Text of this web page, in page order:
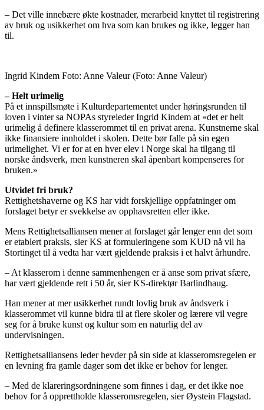
– Det ville innebære økte kostnader, merarbeid knyttet til registrering
av bruk og usikkerhet om hva som kan brukes og ikke, legger han
til.
Ingrid Kindem Foto: Anne Valeur(Foto: Anne Valeur)
– Helt urimelig
På et innspillsmøte i Kulturdepartementet under høringsrunden til
loven i vinter sa NOPAs styreleder Ingrid Kindem at «det er helt
urimelig å definere klasserommet til en privat arena. Kunstnerne skal
ikke finansiere innholdet i skolen. Dette bør falle på sin egen
urimelighet. Vi er for at en hver elev i Norge skal ha tilgang til
norske åndsverk, men kunstneren skal åpenbart kompenseres for
bruken.»
Utvidet fri bruk?
Rettighetshaverne og KS har vidt forskjellige oppfatninger om
forslaget betyr er svekkelse av opphavsretten eller ikke.
Mens Rettighetsalliansen mener at forslaget går lenger enn det som
er etablert praksis, sier KS at formuleringene som KUD nå vil ha
Stortinget til å vedta har vært gjeldende praksis i et halvt århundre.
– At klasserom i denne sammenhengen er å anse som privat sfære,
har vært gjeldende rett i 50 år, sier KS-direktør Barlindhaug.
Han mener at mer usikkerhet rundt lovlig bruk av åndsverk i
klasserommet vil kunne bidra til at flere skoler og lærere vil vegre
seg for å bruke kunst og kultur som en naturlig del av
undervisningen.
Rettighetsalliansens leder hevder på sin side at klasseromsregelen er
en levning fra gamle dager som det ikke er behov for lenger.
– Med de klareringsordningene som finnes i dag, er det ikke noe
behov for å opprettholde klasseromsregelen, sier Øystein Flagstad.